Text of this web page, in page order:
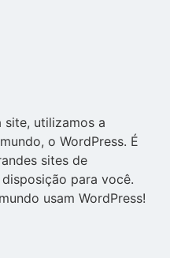
site, utilizamos a
o WordPress. É
sites de
para você.
usam WordPress!